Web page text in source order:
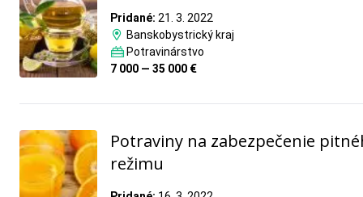
Pridané: 21. 3. 2022
Banskobystrický kraj
Potravinárstvo
7 000 — 35 000 €
Potraviny na zabezpečenie
režimu